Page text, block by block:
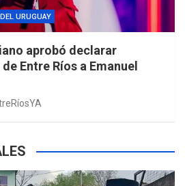
URUGUAY
aprobó declarar
Entre Ríos a Emanuel